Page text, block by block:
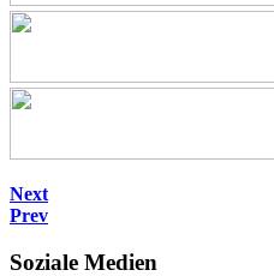
Next
Prev
Soziale Medien